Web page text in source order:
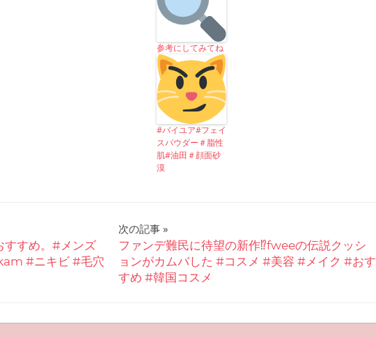
参考にしてみてね
#バイユア#フェイ
スパウダー＃脂性
肌#油田＃顔面砂
漠
すすめ。#メンズ
#ニキビ #毛穴
次の記事
ファンデ難民に待望の新作⁉︎fweeの伝説クッシ
ョンがカムバした #コスメ #美容 #メイク #おす
すめ #韓国コスメ